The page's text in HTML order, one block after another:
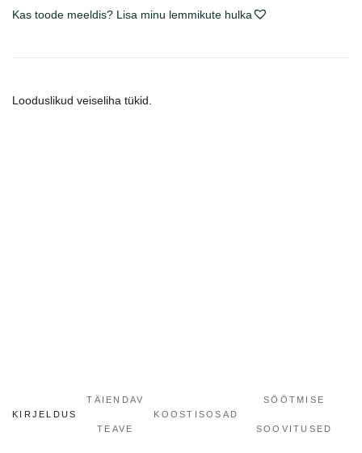
skanėstai
Kas toode meeldis? Lisa minu lemmikute hulka
Looduslikud veiseliha tükid.
KIRJELDUS
TÄIENDAV
TEAVE
KOOSTISOSAD
SÖÖTMISE
SOOVITUSED